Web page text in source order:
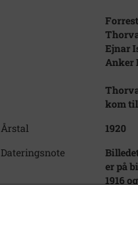
Ejnar
Anker
kom
Årstal
1920
Dateringsnote
er på
1916